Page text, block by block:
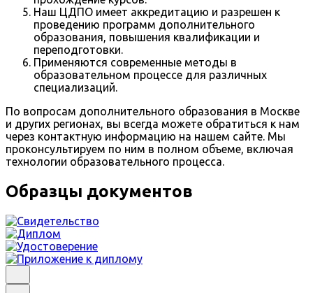
Наш ЦДПО имеет аккредитацию и разрешен к
проведению программ дополнительного
образования, повышения квалификации и
переподготовки.
Применяются современные методы в
образовательном процессе для различных
специализаций.
По вопросам дополнительного образования в Москве
и других регионах, вы всегда можете обратиться к нам
через контактную информацию на нашем сайте. Мы
проконсультируем по ним в полном объеме, включая
технологии образовательного процесса.
Образцы документов